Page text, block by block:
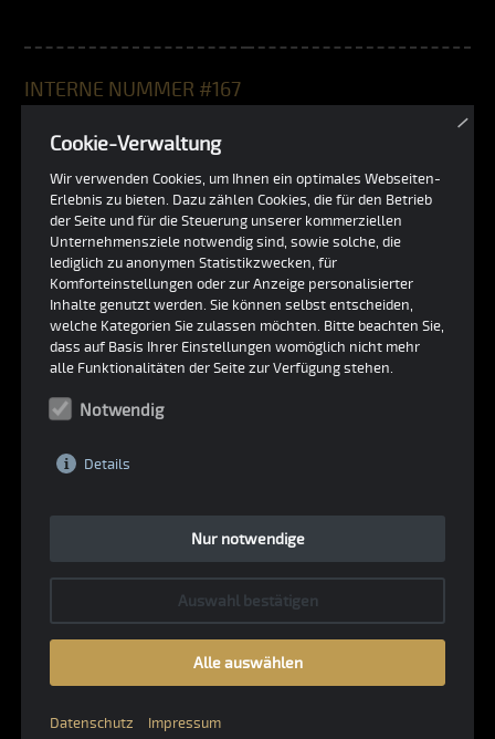
INTERNE NUMMER #167
Beschreibung
Ende der 80er-Jahre bediente die Tuningfirma
Oettinger hauptsächlich die Cabrio-Klientel und
setzte wegen der besseren Abgassteuerung den
wassergekühlten Boxermotor aus dem VW Bus
Caravelle Oettinger des Jahres 1983 (interne
Bezeichnung: WBX 4 2100 E/4 Kat) mit über 100
PS ein.
Er konstruierte dazu neue Motoraufhängungen.
Einspritzanlage, Abgaskatalysator, hydraulischer
Aggregat hatte zuvor noch keinen Käfer
angetrieben. Der Katalysator diente als
Vorschalldämpfer. Die Verbindung mit einem
Nachschalldämpfer komponierte einen
besonders sportlichen Sound. Dabei war der WBX
4-Käfer trotzdem der leiseste in der ganzen
Okrasa-Familie. Der Wasserkühler war im Bug
untergebracht. Von dieser aufwändigen Bauweise
Cookie-Verwaltung
×
Wir verwenden Cookies, um Ihnen ein optimales Webseiten-
Erlebnis zu bieten. Dazu zählen Cookies, die für den Betrieb
der Seite und für die Steuerung unserer kommerziellen
Unternehmensziele notwendig sind, sowie solche, die
lediglich zu anonymen Statistikzwecken, für
Komforteinstellungen oder zur Anzeige personalisierter
Inhalte genutzt werden. Sie können selbst entscheiden,
welche Kategorien Sie zulassen möchten. Bitte beachten Sie,
dass auf Basis Ihrer Einstellungen womöglich nicht mehr
alle Funktionalitäten der Seite zur Verfügung stehen.
Notwendig
Details
Nur notwendige
Auswahl bestätigen
Alle auswählen
Datenschutz Impressum